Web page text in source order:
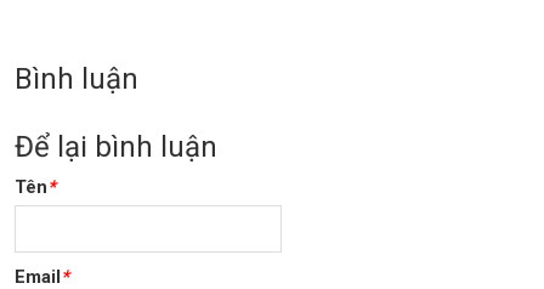
Bình luận
Để lại bình luận
Tên*
Email*